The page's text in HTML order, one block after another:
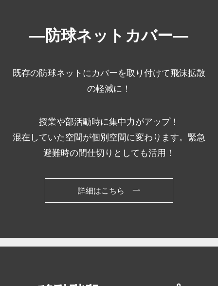
―防球ネットカバー―
既存の防球ネットにカバーを取り付けて飛沫拡散
の軽減に！
授業や部活動時に集中力がアップ！
混在していた空間が個別空間に変わります。緊急
避難時の間仕切りとしても活用！
詳細はこちら